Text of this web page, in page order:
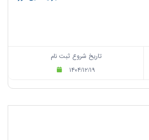
تاریخ شروع ثبت نام
۱۴۰۴/۱۲/۱۹